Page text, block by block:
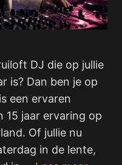
DJ die op jullie
is? Dan ben je op
een ervaren
15 jaar ervaring op
Of jullie nu
in de lente,